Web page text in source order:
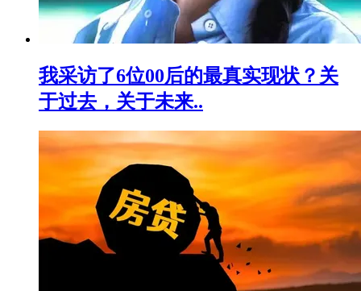
我采访了6位00后的最真实现状？关
于过去，关于未来..